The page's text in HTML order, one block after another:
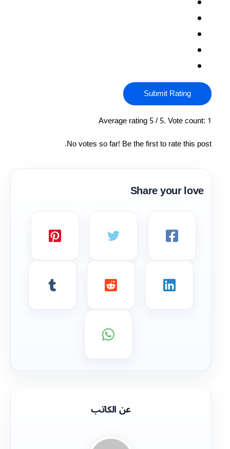
Submit Rating
Average rating5/ 5. Vote count:
No votes so far! Be the first to rate this post.
Share your love
عن الكاتب